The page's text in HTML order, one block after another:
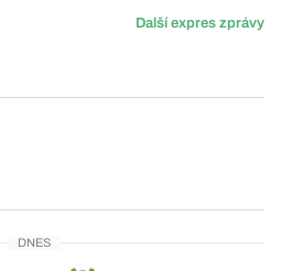
Další expres zprávy
DNES